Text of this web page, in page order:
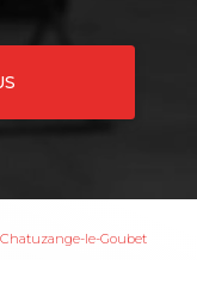
le-Goubet